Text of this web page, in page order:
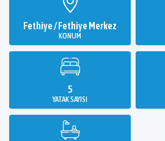
Fethiye / Fethiye Merkez
KONUM
5
YATAK SAYISI